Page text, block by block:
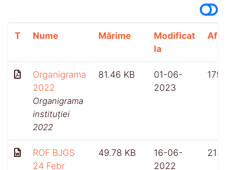
T Nume Mărime
Modificat
la
Organigrama
2022
Organigrama
instituției
2022
81.46 KB
01-06-
2023
ROF BJGS
24 Febr
49.78 KB
16-06-
2022
2131